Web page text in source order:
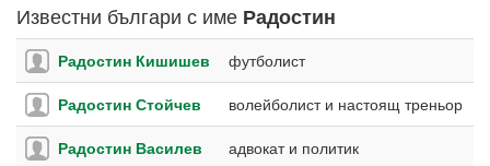
Известни българи с име Радостин
Радостин Кишишев
футболист
Радостин Стойчев
волейболист и настоящ треньор
Радостин Василев
адвокат и политик